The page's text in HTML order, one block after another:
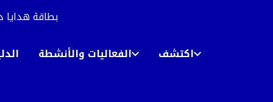
بطاقة هدايا
اكتشف
الفعاليات والأنشطة